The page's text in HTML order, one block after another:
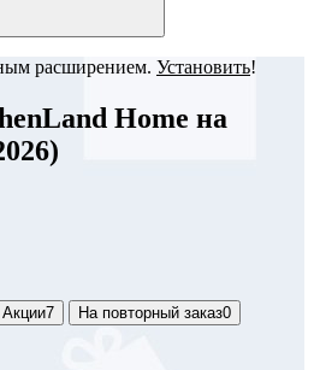
расширением. Установить!
Home на
Акции7 На повторный заказ0